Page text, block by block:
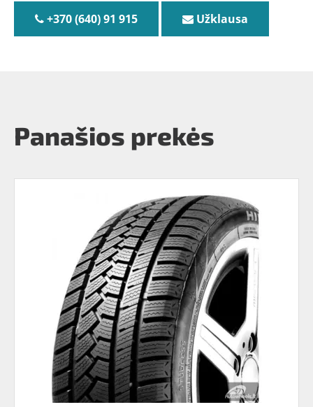
+370 (640) 91 915 Užklausa
Panašios prekės